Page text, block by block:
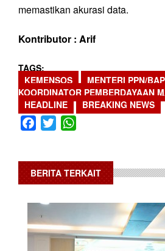
memastikan akurasi data.
Kontributor : Arif
TAGS
KEMENSOS
MENTERI PPN/
KOORDINATOR PEMBERDAYAAN
HEADLINE
BREAKING NEWS
Facebook
Twitter
BERITA TERKAIT